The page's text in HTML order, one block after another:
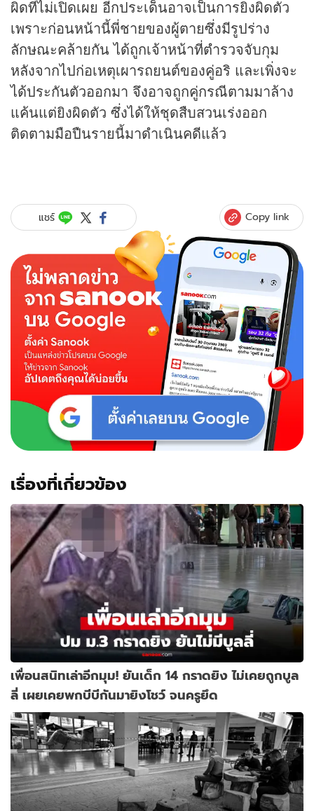
ผิดที่ไม่เปิดเผย อีกประเด็นอาจเป็นการยิงผิดตัว
เพราะก่อนหน้านี้พี่ชายของผู้ตายซึ่งมีรูปร่าง
ลักษณะคล้ายกัน ได้ถูกเจ้าหน้าที่ตำรวจจับกุม
หลังจากไปก่อเหตุเผารถยนต์ของคู่อริ และเพิ่งจะ
ได้ประกันตัวออกมา จึงอาจถูกคู่กรณีตามมาล้าง
แค้นแต่ยิงผิดตัว ซึ่งได้ให้ชุดสืบสวนเร่งออก
ติดตามมือปืนรายนี้มาดำเนินคดีแล้ว
แชร์ Copy link
เรื่องที่เกี่ยวข้อง
เพื่อนสนิทเล่าอีกมุม! ยันเด็ก 14 กราดยิง ไม่เคยถูกบูล
ลี่ เผยเคยพกบีบีกันมายิงโชว์ จนครูยึด